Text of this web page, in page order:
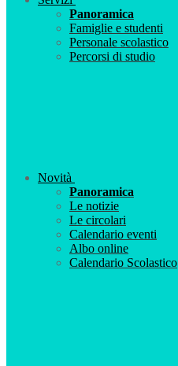
Panoramica
Famiglie e studenti
Personale scolastico
Percorsi di studio
Novità
Panoramica
Le notizie
Le circolari
Calendario eventi
Albo online
Calendario Scolastico